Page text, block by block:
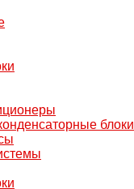
блоки